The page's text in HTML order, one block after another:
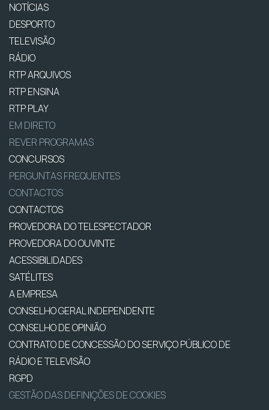
NOTÍCIAS
DESPORTO
TELEVISÃO
RÁDIO
RTP ARQUIVOS
RTP ENSINA
RTP PLAY
EM DIRETO
REVER PROGRAMAS
CONCURSOS
PERGUNTAS FREQUENTES
CONTACTOS
CONTACTOS
PROVEDORA DO TELESPECTADOR
PROVEDORA DO OUVINTE
ACESSIBILIDADES
SATÉLITES
A EMPRESA
CONSELHO GERAL INDEPENDENTE
CONSELHO DE OPINIÃO
CONTRATO DE CONCESSÃO DO SERVIÇO PÚBLICO DE
RÁDIO E TELEVISÃO
RGPD
GESTÃO DAS DEFINIÇÕES DE COOKIES